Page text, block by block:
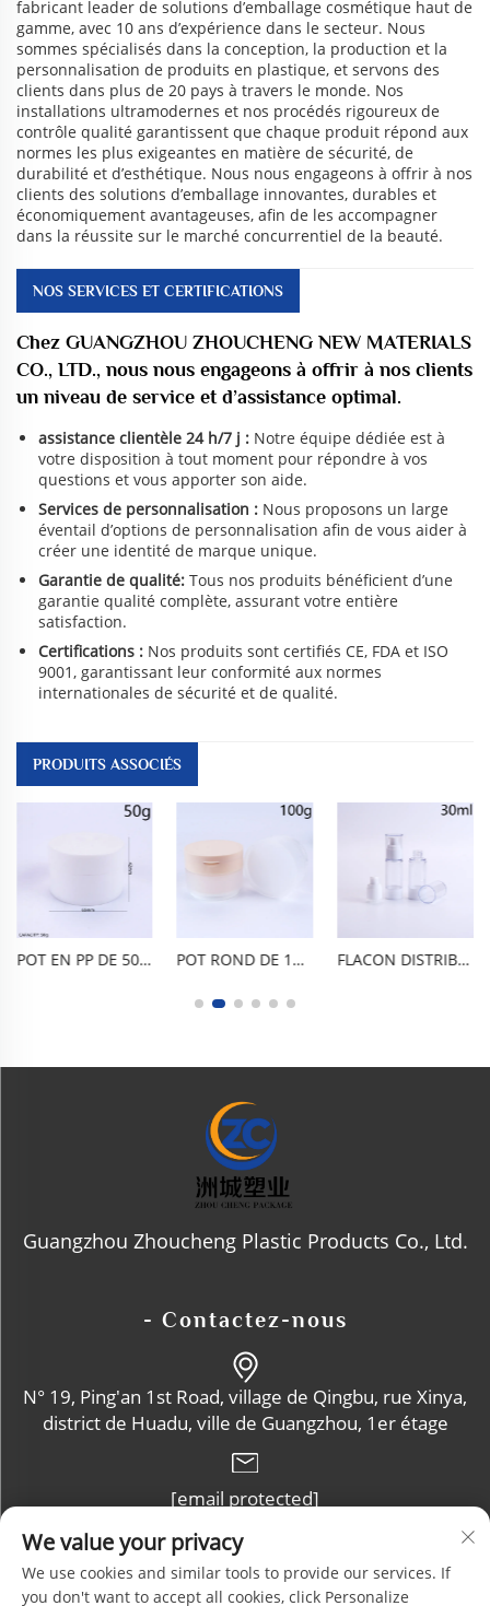
fabricant leader de solutions d’emballage cosmétique haut de
gamme, avec 10 ans d’expérience dans le secteur. Nous
sommes spécialisés dans la conception, la production et la
personnalisation de produits en plastique, et servons des
clients dans plus de 20 pays à travers le monde. Nos
installations ultramodernes et nos procédés rigoureux de
contrôle qualité garantissent que chaque produit répond aux
normes les plus exigeantes en matière de sécurité, de
durabilité et d’esthétique. Nous nous engageons à offrir à nos
clients des solutions d’emballage innovantes, durables et
économiquement avantageuses, afin de les accompagner
dans la réussite sur le marché concurrentiel de la beauté.
NOS SERVICES ET CERTIFICATIONS
Chez GUANGZHOU ZHOUCHENG NEW MATERIALS
CO., LTD., nous nous engageons à offrir à nos clients
un niveau de service et d’assistance optimal.
assistance clientèle 24 h/7 j : Notre équipe dédiée est à
votre disposition à tout moment pour répondre à vos
questions et vous apporter son aide.
Services de personnalisation : Nous proposons un large
éventail d’options de personnalisation afin de vous aider à
créer une identité de marque unique.
Garantie de qualité: Tous nos produits bénéficient d’une
garantie qualité complète, assurant votre entière
satisfaction.
Certifications : Nos produits sont certifiés CE, FDA et ISO
9001, garantissant leur conformité aux normes
internationales de sécurité et de qualité.
PRODUITS ASSOCIÉS
POT EN PP DE 50 ML (1,7 OZ) POUR CRÈME, POT DOUBLE COUCHE POUR CRÈME VISAGE, FLACON POUR CRÈME POUR LES YEUX, FLACON POUR CRÈME VISAGE, FLACON DOSEUR POUR CRÈME, RÉCIPIENT COSMÉTIQUE PORTABLE, ÉTANCHE ET HERMÉTIQUE, EN PP ALIMENTAIRE SANS BPA, À DOUBLE COUCHE, POUR ÉCHANTILLONS DE VOYAGE ET SOINS DE LA PEAU POT ROND DE 100 ML / 3 OZ À LARGE OUVERTURE AVEC COUVERCLE À BASCULE. EN POLYPROPYLÈNE (PP) ALIMENTAIRE SANS BPA, ÉTANCHE, ANTI-FUITE ET ANTI-OXYDATION. ASPECT DÉPOLI TRANSPARENT, INCASSABLE, FACILE À UTILISER ET À NETTOYER, RÉUTILISABLE. POUR BAUME NETTOYANT, MASQUE ARGILEUX, GOMMAGE ET CRÈME. PRATIQUE POUR LES VOYAGES. FLACON DISTRIBUTEUR SOUS VIDE PP DE 30 ML / 1 OZ, SANS BPA, ALIMENTAIRE, VIDE POUR COSMÉTIQUES DE VOYAGE. CONCEPTION À PRESSION SOUS VIDE, ÉTANCHE À L’AIR, ÉTANCHE AUX FUITES, ANTI-OXYDATION ET ANTI-REFLUX, CORPS TRANSPARENT ET CAPUCHON ANTI-POUSSIÈRE. PORTABLE ET COMPACT, DOSAGE PRÉCIS, RÉUTILISABLE ET DURABLE.
Guangzhou Zhoucheng Plastic Products Co., Ltd.
- Contactez-nous
N° 19, Ping'an 1st Road, village de Qingbu, rue Xinya,
district de Huadu, ville de Guangzhou, 1er étage
[email protected]
+86-13632102114
We value your privacy
We use cookies and similar tools to provide our services. If
you don't want to accept all cookies, click Personalize